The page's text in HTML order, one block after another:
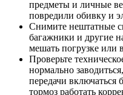
предметы и личные
повредили обивку и
Снимите нештатные
багажники и другие
мешать погрузке или
Проверьте
нормально
передачи включаться
тормоз работать